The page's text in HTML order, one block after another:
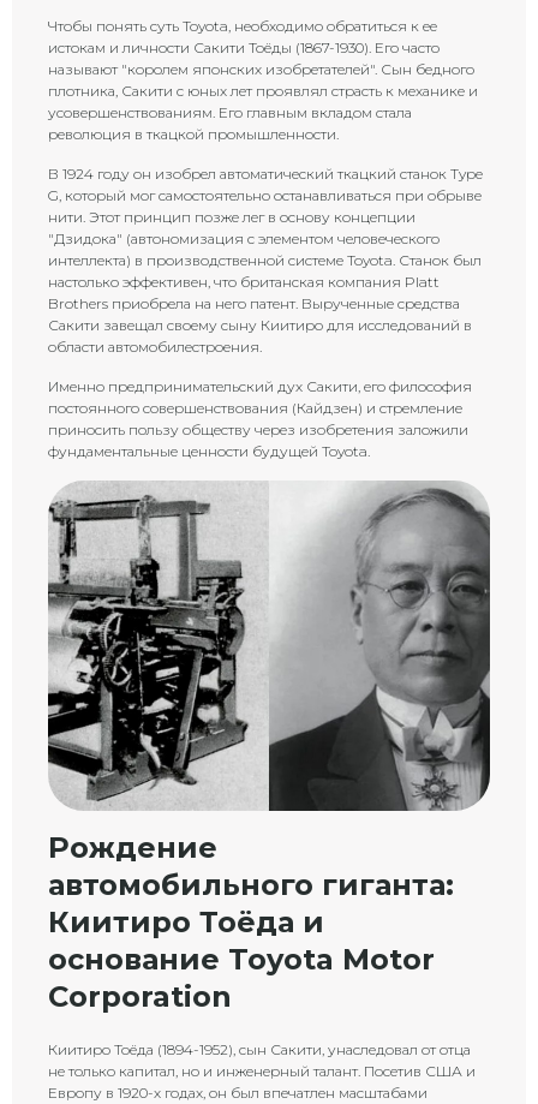
Чтобы понять суть Toyota, необходимо обратиться к ее
истокам и личности Сакити Тоёды (1867-1930). Его часто
называют "королем японских изобретателей". Сын бедного
плотника, Сакити с юных лет проявлял страсть к механике и
усовершенствованиям. Его главным вкладом стала
революция в ткацкой промышленности.
В 1924 году он изобрел автоматический ткацкий станок Type
G, который мог самостоятельно останавливаться при обрыве
нити. Этот принцип позже лег в основу концепции
"Дзидока" (автономизация с элементом человеческого
интеллекта) в производственной системе Toyota. Станок был
настолько эффективен, что британская компания Platt
Brothers приобрела на него патент. Вырученные средства
Сакити завещал своему сыну Киитиро для исследований в
области автомобилестроения.
Именно предпринимательский дух Сакити, его философия
постоянного совершенствования (Кайдзен) и стремление
приносить пользу обществу через изобретения заложили
фундаментальные ценности будущей Toyota.
Рождение
автомобильного гиганта:
Киитиро Тоёда и
основание Toyota Motor
Corporation
Киитиро Тоёда (1894-1952), сын Сакити, унаследовал от отца
не только капитал, но и инженерный талант. Посетив США и
Европу в 1920-х годах, он был впечатлен масштабами